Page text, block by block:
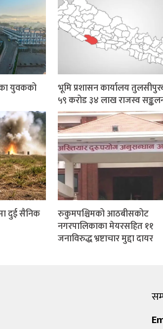
युवकको
भूमि प्रशासन कार्यालय
५९ करोड ३४ लाख राजस्व
दुई सैनिक
रुकुमपश्चिमको आठबीसकोट
नगरपालिकाका मेयरसहित ११
जनाविरुद्ध भ्रष्टाचार मुद्दा दायर